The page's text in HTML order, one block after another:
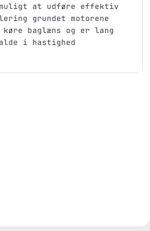
at udføre effektiv
grundet motorene
køre baglæns og er lang
i hastighed